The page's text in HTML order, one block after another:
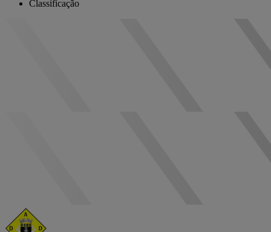
Classificação